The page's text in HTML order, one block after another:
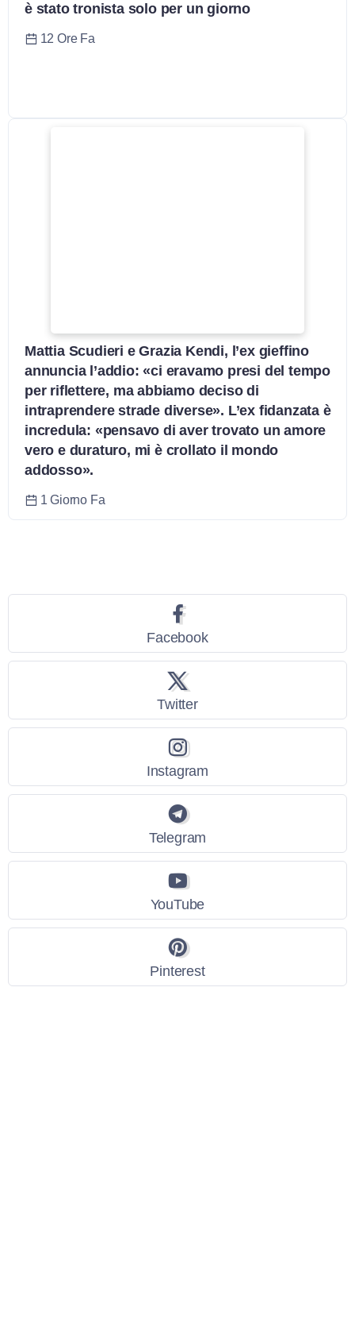
è stato tronista solo per un giorno
12 Ore Fa
Mattia Scudieri e Grazia Kendi, l’ex gieffino
annuncia l’addio: «ci eravamo presi del tempo
per riflettere, ma abbiamo deciso di
intraprendere strade diverse». L’ex fidanzata è
incredula: «pensavo di aver trovato un amore
vero e duraturo, mi è crollato il mondo
addosso».
1 Giorno Fa
Facebook
Twitter
Instagram
Telegram
YouTube
Pinterest